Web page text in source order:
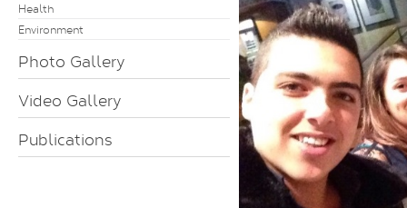
Health
Environment
Photo Gallery
Video Gallery
Publications